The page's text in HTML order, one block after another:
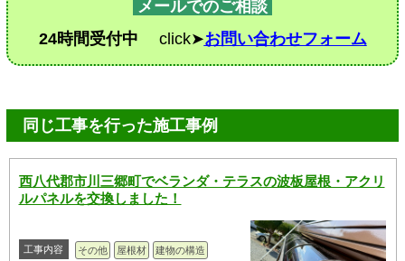
メールでのご相談
24時間受付中 click➤お問い合わせフォーム
同じ工事を行った施工事例
西八代郡市川三郷町でベランダ・テラスの波板屋根・アクリ
ルパネルを交換しました！
工事内容 その他 屋根材 建物の構造